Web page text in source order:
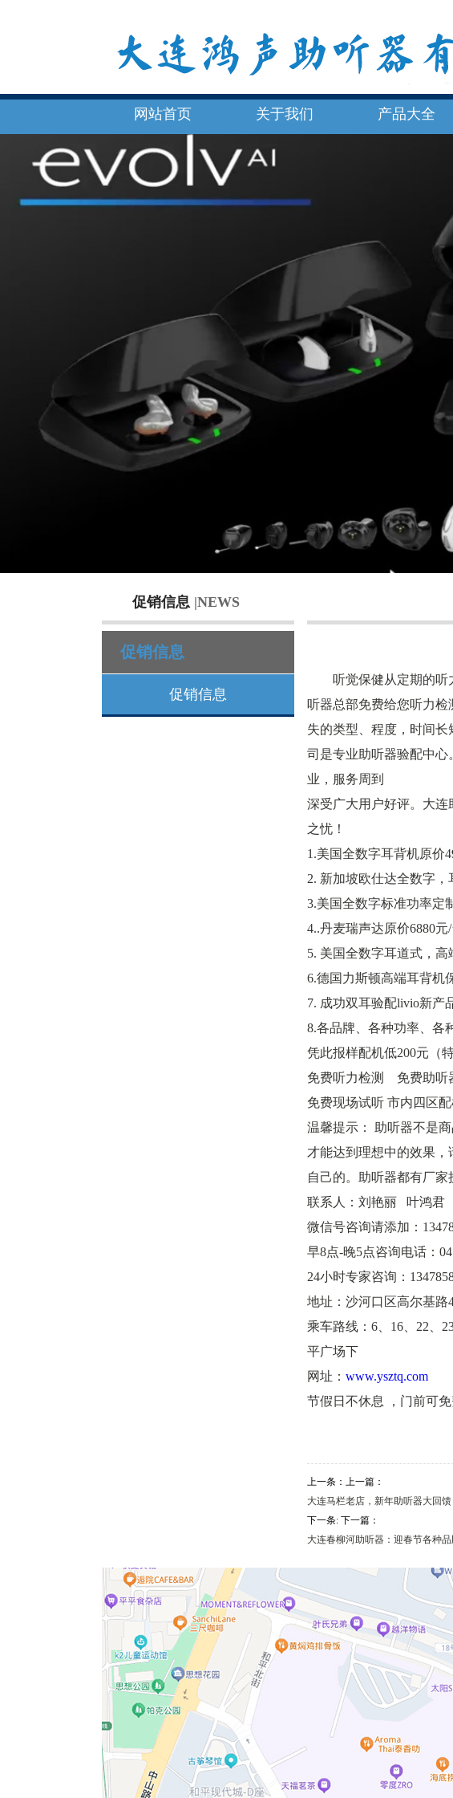
网站首页 关于我们 产品大全
促销信息 |NEWS
促销信息
促销信息
听觉保健从定期的听力
听器总部免费给您听力
失的类型、程度，时间
司是专业助听器验配中心
业，服务周到
深受广大用户好评。大
之忧！
1.美国全数字耳背机原价
2. 新加坡欧仕达全数字
3.美国全数字标准功率定
4..丹麦瑞声达原价6880元
5. 美国全数字耳道式，高
6.德国力斯顿高端耳背机
7. 成功双耳验配livio新产
8.各品牌、各种功率、各
凭此报样配机低200元（
免费听力检测 免费助听
免费现场试听 市内四区
温馨提示： 助听器不是
才能达到理想中的效果
自己的。助听器都有厂
联系人：刘艳丽 叶鸿
微信号咨询请添加：
早8点-晚5点咨询电话：
24小时专家咨询：
地址：沙河口区高尔基路
乘车路线：6、16、22、
平广场下
网址： www.ysztq.com
节假日不休息 ，门前可
上一条：上一篇：
大连马栏老店，新年助听器大回馈
下一条: 下一篇：
大连春柳河助听器：迎春节各种